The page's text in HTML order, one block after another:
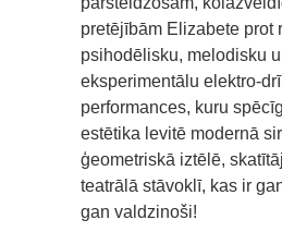
pretējībām Elizabete prot
psihodēlisku, melodisku
eksperimentālu elektro-
performances, kuru
estētika levitē modernā
ģeometriskā iztēlē,
teatrālā stāvoklī, kas ir
gan valdzinoši!